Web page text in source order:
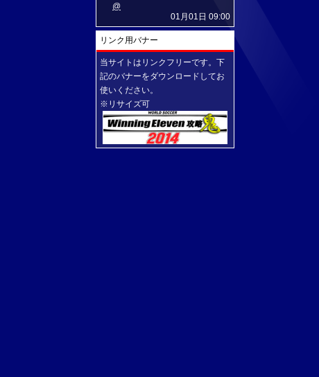
@
01月01日 09:00
リンク用バナー
当サイトはリンクフリーです。下
記のバナーをダウンロードしてお
使いください。
※リサイズ可